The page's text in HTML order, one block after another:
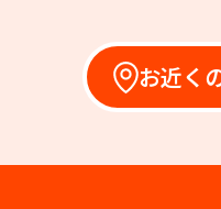
お近く